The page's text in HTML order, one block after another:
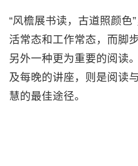
“风檐展书读，古道照颜色
活常态和工作常态，而脚
另外一种更为重要的阅读
及每晚的讲座，则是阅读
慧的最佳途径。